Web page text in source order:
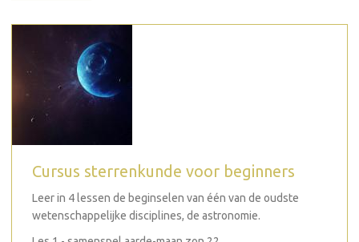
Cursus sterrenkunde voor beginners
Leer in 4 lessen de beginselen van één van de oudste
wetenschappelijke disciplines, de astronomie.